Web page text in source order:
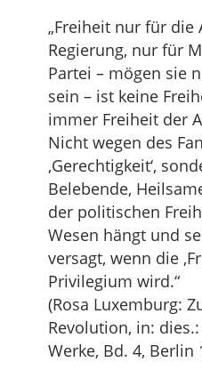
„Freiheit nur für die
Regierung, nur für
Partei – mögen sie
sein – ist keine
immer Freiheit der
Nicht wegen des
‚Gerechtigkeit‘,
Belebende,
der politischen
Wesen hängt und
versagt, wenn die
Privilegium wird.“
(Rosa Luxemburg:
Revolution, in:
Werke, Bd. 4, Berlin